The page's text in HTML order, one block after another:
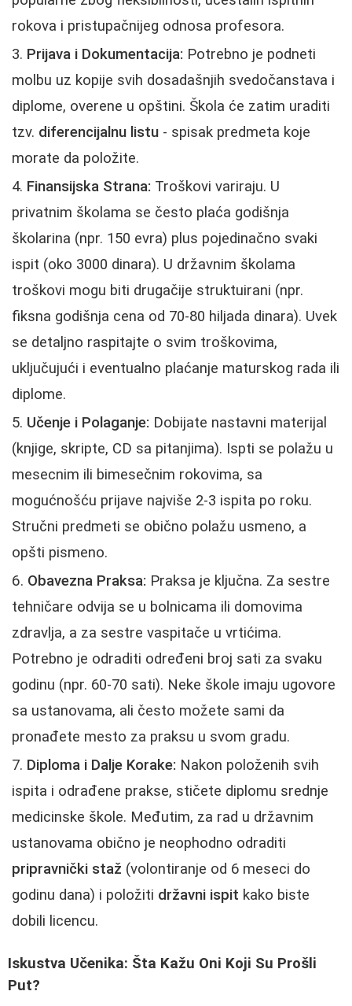
rokova i pristupačnijeg odnosa profesora.
Prijava i Dokumentacija: Potrebno je podneti
molbu uz kopije svih dosadašnjih svedočanstava i
diplome, overene u opštini. Škola će zatim uraditi
tzv. diferencijalnu listu - spisak predmeta koje
morate da položite.
Finansijska Strana: Troškovi variraju. U
privatnim školama se često plaća godišnja
školarina (npr. 150 evra) plus pojedinačno svaki
ispit (oko 3000 dinara). U državnim školama
troškovi mogu biti drugačije struktuirani (npr.
fiksna godišnja cena od 70-80 hiljada dinara). Uvek
se detaljno raspitajte o svim troškovima,
uključujući i eventualno plaćanje maturskog rada ili
diplome.
Učenje i Polaganje: Dobijate nastavni materijal
(knjige, skripte, CD sa pitanjima). Ispti se polažu u
mesecnim ili bimesečnim rokovima, sa
mogućnošću prijave najviše 2-3 ispita po roku.
Stručni predmeti se obično polažu usmeno, a
opšti pismeno.
Obavezna Praksa: Praksa je ključna. Za sestre
tehničare odvija se u bolnicama ili domovima
zdravlja, a za sestre vaspitače u vrtićima.
Potrebno je odraditi određeni broj sati za svaku
godinu (npr. 60-70 sati). Neke škole imaju ugovore
sa ustanovama, ali često možete sami da
pronađete mesto za praksu u svom gradu.
Diploma i Dalje Korake: Nakon položenih svih
ispita i odrađene prakse, stičete diplomu srednje
medicinske škole. Međutim, za rad u državnim
ustanovama obično je neophodno odraditi
pripravnički staž (volontiranje od 6 meseci do
godinu dana) i položiti državni ispit kako biste
dobili licencu.
Iskustva Učenika: Šta Kažu Oni Koji Su Prošli
Put?